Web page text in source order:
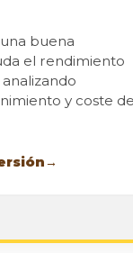
buena
el rendimiento
y coste
→